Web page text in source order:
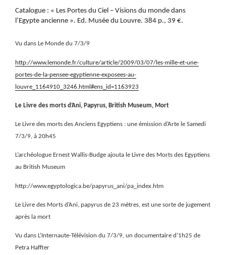
Catalogue : « Les Portes du Ciel – Visions du monde dans
l’Egypte ancienne ». Ed. Musée du Louvre. 384 p., 39 €.
Vu dans Le Monde du 7/3/9
http://www.lemonde.fr/culture/article/2009/03/07/les-mille-et-une-
portes-de-la-pensee-egyptienne-exposees-au-
louvre_1164910_3246.html#ens_id=1163923
Le Livre des morts d’Ani, Papyrus, British Museum, Mort
Le Livre des morts des Anciens Egyptiens : une émission d’Arte le Samedi
7/3/9, à 20h45
L’archéologue Ernest Wallis-Budge ajouta le Livre des Morts des Egyptiens
au British Museum
http://www.egyptologica.be/papyrus_ani/pa_index.htm
Le Livre des Morts d’Ani, papyrus de 23 mètres, est une sorte de jugement
après la mort
Vu dans L’Internaute-Télévision du 7/3/9, un documentaire d’1h25 de
Petra Haffter